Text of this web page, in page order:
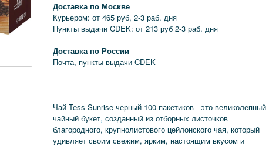
Доставка по Москве
Курьером: от 465 руб, 2-3 раб. дня
Пункты выдачи CDEK: от 213 руб 2-3 раб. дня
Доставка по России
Почта, пункты выдачи CDEK
Чай Tess Sunrise черный 100 пакетиков - это великолепный
чайный букет, созданный из отборных листочков
благородного, крупнолистового цейлонского чая, который
удивляет своим свежим, ярким, настоящим вкусом и